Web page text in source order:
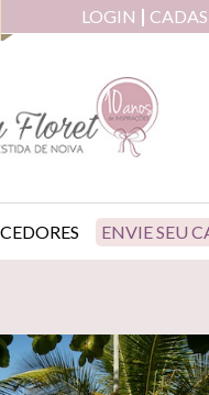
LOGIN
ENVIE SEU